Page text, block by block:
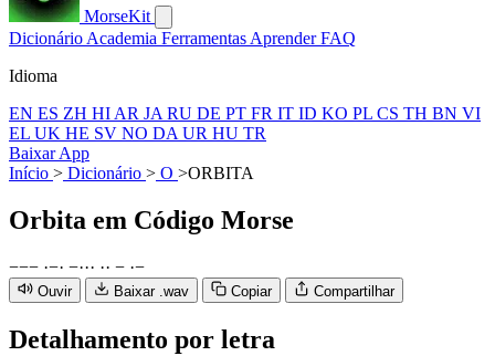
MorseKit
Dicionário Academia Ferramentas AprenderFAQ
Idioma
EN ES ZH HI AR JA RU DE PT FR IT ID KO PL CS TH BN VI
EL UK HE SV NO DA UR HU TR
Baixar App
Início > Dicionário > O >ORBITA
Orbita em Código Morse
−−− ·−· −··· ·· − ·−
Ouvir Baixar .wav Copiar Compartilhar
Detalhamento por letra